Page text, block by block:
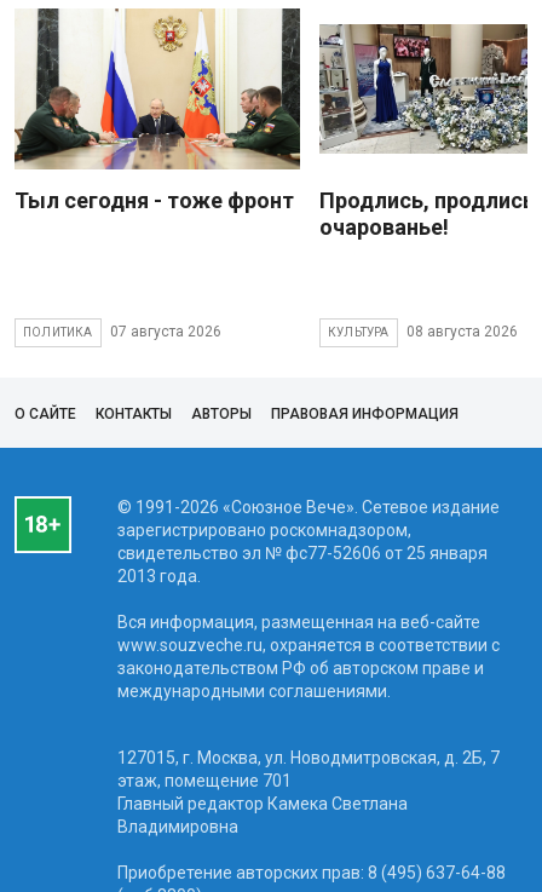
Тыл сегодня - тоже фронт
ПОЛИТИКА 07 августа 2026
Продлись, продлись
очарованье!
КУЛЬТУРА 08 августа 2026
О САЙТЕ КОНТАКТЫ АВТОРЫ ПРАВОВАЯ ИНФОРМАЦИЯ
© 1991-2026 «Союзное Вече». Сетевое издание
зарегистрировано роскомнадзором,
свидетельство эл № фc77-52606 от 25 января
2013 года.
Вся информация, размещенная на веб-сайте
www.souzveche.ru, охраняется в соответствии с
законодательством РФ об авторском праве и
международными соглашениями.
127015, г. Москва, ул. Новодмитровская, д. 2Б, 7
этаж, помещение 701
Главный редактор Камека Светлана
Владимировна
Приобретение авторских прав: 8 (495) 637-64-88